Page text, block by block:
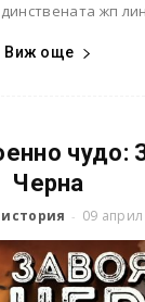
жп
Виж още
чудо:
Черна
- 09